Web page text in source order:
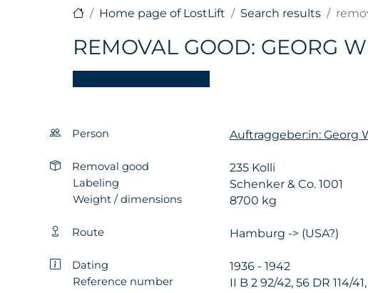
Home page of LostLift Search results
REMOVAL GOOD: GEORG
Person Auftraggeber:in: Georg
Removal good 235 Kolli
Labeling Schenker & Co. 1001
Weight / dimensions 8700 kg
Route Hamburg -> (USA?)
Dating 1936 - 1942
Reference number II B 2 92/42, 56 DR 114/